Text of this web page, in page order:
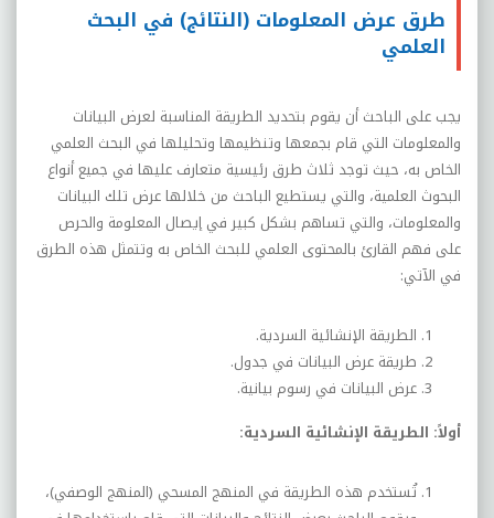
طرق عرض المعلومات (النتائج) في البحث
العلمي
يجب على الباحث أن يقوم بتحديد الطريقة المناسبة لعرض البيانات
والمعلومات التي قام بجمعها وتنظيمها وتحليلها في البحث العلمي
الخاص به، حيث توجد ثلاث طرق رئيسية متعارف عليها في جميع أنواع
البحوث العلمية، والتي يستطيع الباحث من خلالها عرض تلك البيانات
والمعلومات، والتي تساهم بشكل كبير في إيصال المعلومة والحرص
على فهم القارئ بالمحتوى العلمي للبحث الخاص به وتتمثل هذه الطرق
في الآتي:
الطريقة الإنشائية السردية.
طريقة عرض البيانات في جدول.
عرض البيانات في رسوم بيانية.
أولاً: الطريقة الإنشائية السردية:
تُستخدم هذه الطريقة في المنهج المسحي (المنهج الوصفي)،